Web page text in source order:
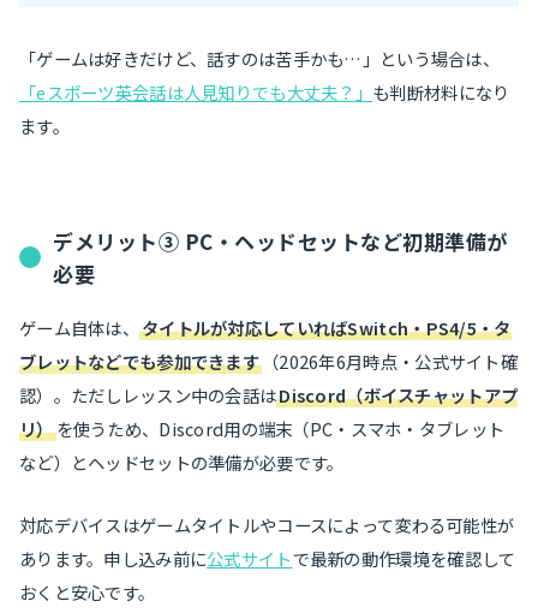
「ゲームは好きだけど、話すのは苦手かも…」という場合は、
「eスポーツ英会話は人見知りでも大丈夫？」 も判断材料になり
ます。
デメリット③ PC・ヘッドセットなど初期準備が
必要
ゲーム自体は、タイトルが対応していればSwitch・PS4/5・タ
ブレットなどでも参加できます （2026年6月時点・公式サイト確
認）。ただしレッスン中の会話はDiscord（ボイスチャットアプ
リ）を使うため、Discord用の端末（PC・スマホ・タブレット
など）とヘッドセットの準備が必要です。
対応デバイスはゲームタイトルやコースによって変わる可能性が
あります。申し込み前に公式サイトで最新の動作環境を確認して
おくと安心です。